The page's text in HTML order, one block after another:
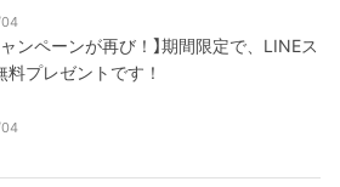
ャンペーンが再び！】期間限定で、LINEス
料プレゼントです！